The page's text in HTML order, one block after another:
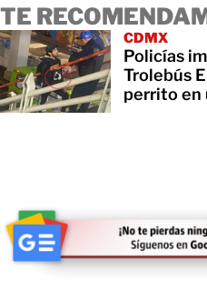
TE
CDMX
Policías
Trolebús
perrito en